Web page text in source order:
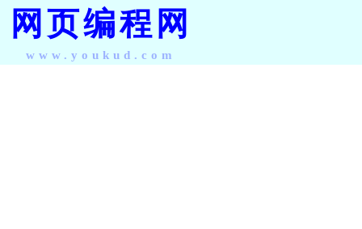
网页编程网
www.youkud.com